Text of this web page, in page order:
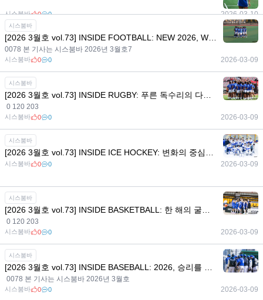
시스붐바 0 0 2026-03-10
시스붐바
0078 본 기사는 시스붐바 2026년 3월호7
시스붐바 0 0 2026-03-09
시스붐바
0 120 203
시스붐바 0 0 2026-03-09
시스붐바
시스붐바 0 0 2026-03-09
시스붐바
0 120 203
시스붐바 0 0 2026-03-09
시스붐바
0078 본 기사는 시스붐바 2026년 3월호
시스붐바 0 0 2026-03-09